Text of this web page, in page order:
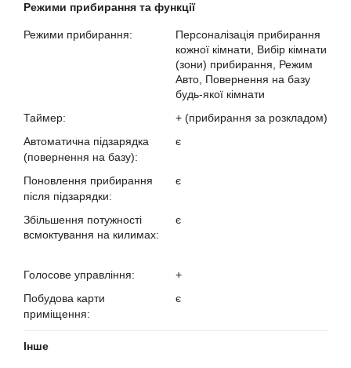
Режими прибирання та функції
Режими прибирання:
Персоналізація прибирання
кожної кімнати, Вибір кімнати
(зони) прибирання, Режим
Авто, Повернення на базу
будь-якої кімнати
Таймер:
+ (прибирання за розкладом)
Автоматична підзарядка
(повернення на базу):
є
Поновлення прибирання
після підзарядки:
є
Збільшення потужності
всмоктування на килимах:
є
Голосове управління:
+
Побудова карти
приміщення:
є
Інше